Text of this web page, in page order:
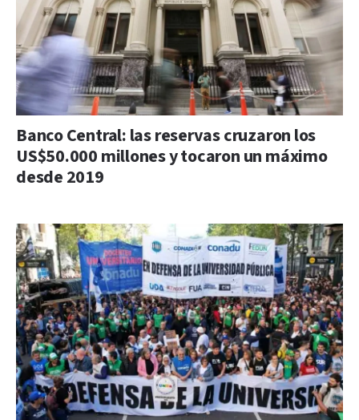
Banco Central: las reservas cruzaron los
US$50.000 millones y tocaron un máximo
desde 2019